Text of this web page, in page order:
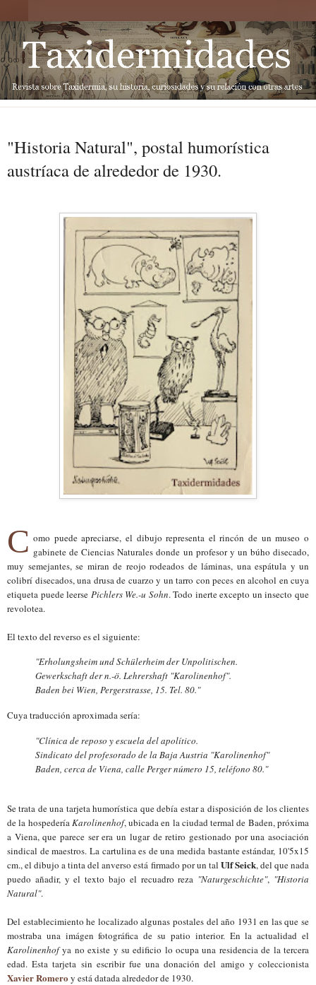
"Historia Natural", postal humorística
austríaca de alrededor de 1930.
C omo puede apreciarse, el dibujo representa el rincón de un museo o
gabinete deCienciasNaturales donde un profesor y un búho disecado,
muy semejantes, se miran de reojo rodeados de láminas, una espátula y un
colibrí disecados, una drusa de cuarzo y un tarro con peces en alcohol en cuya
etiqueta puede leerse Pichlers We.-u Sohn. Todo inerte excepto un insecto que
revolotea.
El texto del reverso es el siguiente:
"Erholungsheim und Schülerheim der Unpolitischen.
Gewerkschaft der n.-ö. Lehrershaft "Karolinenhof".
Baden bei Wien, Pergerstrasse, 15. Tel. 80."
Cuya traducción aproximada sería:
"Clínica de reposo y escuela del apolítico.
Sindicato del profesorado de la Baja Austria "Karolinenhof"
Baden, cerca de Viena, calle Perger número 15, teléfono 80."
Se trata de una tarjeta humorística que debía estara disposición de los clientes
de la hospederíaKarolinenhof, ubicada en la ciudad termal de Baden, próxima
a Viena, que parece ser era un lugar de retiro gestionado por una asociación
sindical de maestros. La cartulina es deuna medida bastante estándar, 10'5x15
cm.,el dibujo a tinta del anverso está firmado por un tal Ulf Seick, del que nada
puedo añadir, yel texto bajo el recuadroreza "Naturgeschichte", "Historia
Natural".
Del establecimiento he localizado algunas postales del año 1931 en las que se
mostraba una imágen fotográfica de su patio interior. En la actualidad el
Karolinenhofya no existe y su edificio lo ocupa una residencia de la tercera
edad. Esta tarjeta sin escribir fue una donación del amigo y coleccionista
Xavier Romero y está datada alrededor de 1930.